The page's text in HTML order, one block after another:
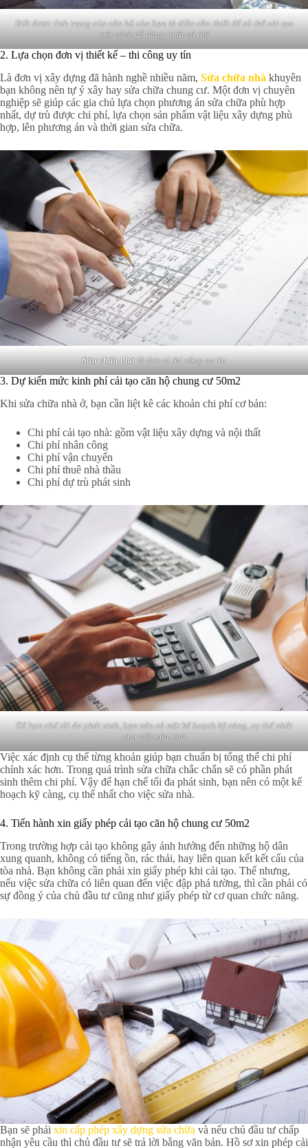
Biết được tình trạng của căn hộ của bạn là điều cần thiết để có thể cải tạo
một cách dễ dàng nhất có thể
2. Lựa chọn đơn vị thiết kế – thi công uy tín
Là đơn vị xây dựng đã hành nghề nhiều năm, Sửa chữa nhà khuyên
bạn không nên tự ý xây hay sửa chữa chung cư. Một đơn vị chuyên
nghiệp sẽ giúp các gia chủ lựa chọn phương án sửa chữa phù hợp
nhất, dự trù được chi phí, lựa chọn sản phẩm vật liệu xây dựng phù
hợp, lên phương án và thời gian sửa chữa.
Sửa chữa nhàlà đơn vị thi công uy tín
3. Dự kiến mức kinh phí cải tạo căn hộ chung cư 50m2
Khi sửa chữa nhà ở, bạn cần liệt kê các khoản chi phí cơ bản:
Chi phí cải tạo nhà: gồm vật liệu xây dựng và nội thất
Chi phí nhân công
Chi phí vận chuyển
Chi phí thuê nhà thầu
Chi phí dự trù phát sinh
Để hạn chế tối đa phát sinh, bạn nên có một kế hoạch kỹ càng, cụ thể nhất
cho việc sửa nhà
Việc xác định cụ thể từng khoản giúp bạn chuẩn bị tổng thể chi phí
chính xác hơn. Trong quá trình sửa chữa chắc chắn sẽ có phần phát
sinh thêm chi phí. Vậy để hạn chế tối đa phát sinh, bạn nên có một kế
hoạch kỹ càng, cụ thể nhất cho việc sửa nhà.
4. Tiến hành xin giấy phép cải tạo căn hộ chung cư 50m2
Trong trường hợp cải tạo không gây ảnh hưởng đến những hộ dân
xung quanh, không có tiếng ồn, rác thải, hay liên quan kết kết cấu của
tòa nhà. Bạn không cần phải xin giấy phép khi cải tạo. Thế nhưng,
nếu việc sửa chữa có liên quan đến việc đập phá tường, thì cần phải có
sự đồng ý của chủ đầu tư cũng như giấy phép từ cơ quan chức năng.
Bạn sẽ phải xin cấp phép xây dựng sửa chữa và nếu chủ đầu tư chấp
nhận yêu cầu thì chủ đầu tư sẽ trả lời bằng văn bản. Hồ sơ xin phép cải